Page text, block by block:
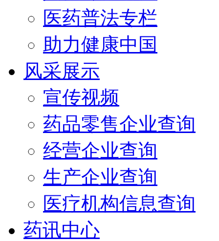
医药普法专栏
助力健康中国
风采展示
宣传视频
药品零售企业查询
经营企业查询
生产企业查询
医疗机构信息查询
药讯中心